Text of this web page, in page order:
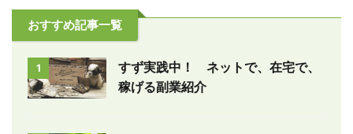
おすすめ記事一覧
1
すず実践中！ ネットで、在宅で、
稼げる副業紹介